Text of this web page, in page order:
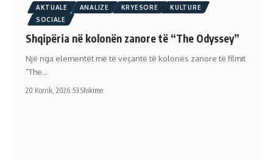
AKTUALE ANALIZE KRYESORE
KULTURE
SOCIALE
Shqipëria në kolonën zanore të “The Odyssey”
Një nga elementët më të veçantë të kolonës zanore të filmit
“The…
20 Korrik, 2026 53 Shikime